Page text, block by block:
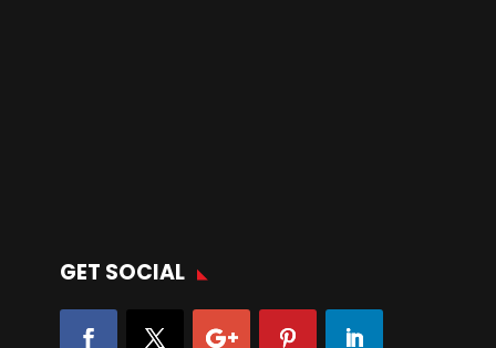
GET SOCIAL